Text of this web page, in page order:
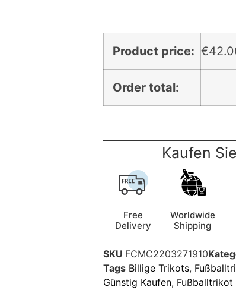
Product price: €
Order total:
Kaufen
Free
Delivery
Worldwide
Shipping
SKU FCMC2203271910
Tags Billige Trikots,
Günstig Kaufen, Fußballtrikot